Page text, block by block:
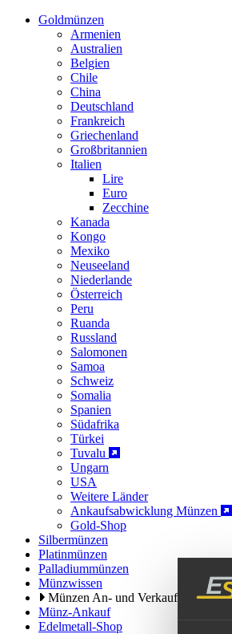
Goldmünzen
Armenien
Australien
Belgien
Chile
China
Deutschland
Frankreich
Griechenland
Großbritannien
Italien
Lire
Euro
Zecchine
Kanada
Kongo
Mexiko
Neuseeland
Niederlande
Österreich
Peru
Ruanda
Russland
Salomonen
Samoa
Schweiz
Somalia
Spanien
Südafrika
Türkei
Tuvalu
Ungarn
USA
Weitere Länder
Ankaufsabwicklung Münzen
Gold-Shop
Silbermünzen
Platinmünzen
Palladiummünzen
Münzwissen
Münzen An- und Verkauf
Münz-Ankauf
Edelmetall-Shop